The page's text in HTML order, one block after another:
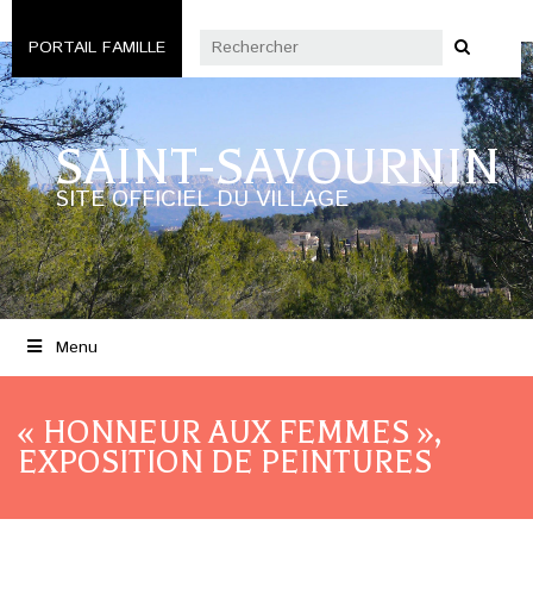
PORTAIL FAMILLE
SAINT-SAVOURNIN
SITE OFFICIEL DU VILLAGE
Menu
« HONNEUR AUX FEMMES »,
EXPOSITION DE PEINTURES